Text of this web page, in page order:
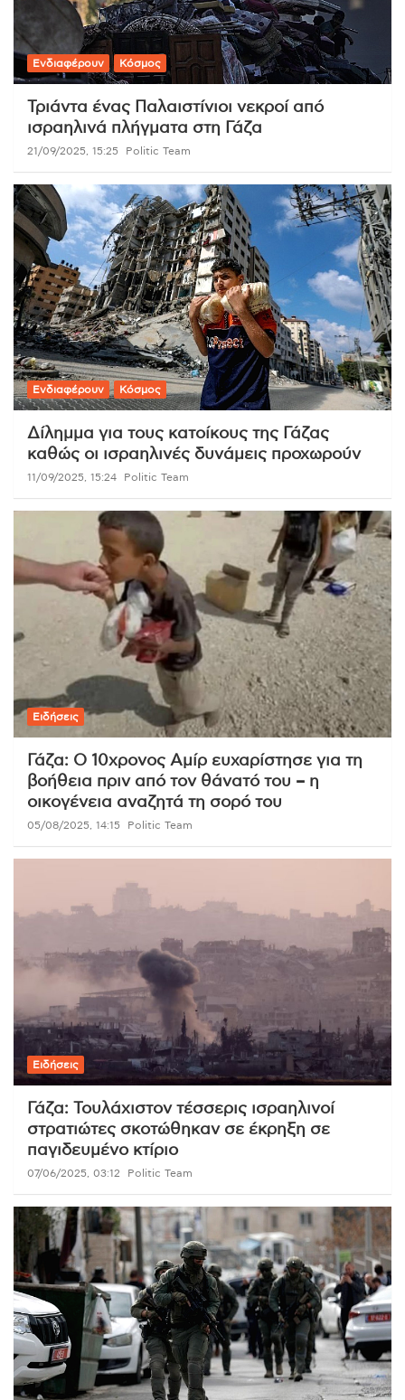
Ενδιαφέρουν Κόσμος
Τριάντα ένας Παλαιστίνιοι νεκροί από
ισραηλινά πλήγματα στη Γάζα
21/09/2025, 15:25 Politic Team
Ενδιαφέρουν Κόσμος
Δίλημμα για τους κατοίκους της Γάζας
καθώς οι ισραηλινές δυνάμεις προχωρούν
11/09/2025, 15:24 Politic Team
Ειδήσεις
Γάζα: Ο 10χρονος Αμίρ ευχαρίστησε για τη
βοήθεια πριν από τον θάνατό του – η
οικογένεια αναζητά τη σορό του
05/08/2025, 14:15 Politic Team
Ειδήσεις
Γάζα: Τουλάχιστον τέσσερις ισραηλινοί
στρατιώτες σκοτώθηκαν σε έκρηξη σε
παγιδευμένο κτίριο
07/06/2025, 03:12 Politic Team